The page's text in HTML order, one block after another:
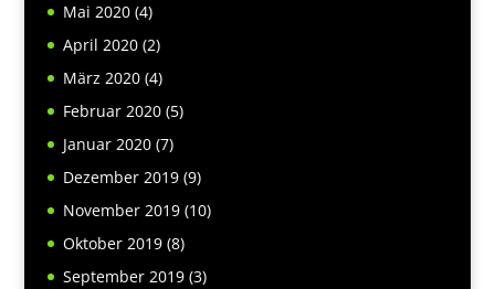
Mai 2020(4)
April 2020(2)
März 2020(4)
Februar 2020(5)
Januar 2020(7)
Dezember 2019(9)
November 2019(10)
Oktober 2019(8)
September 2019(3)